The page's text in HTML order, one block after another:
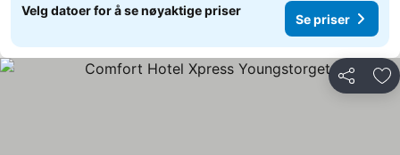
Velg datoer for å se nøyaktige priser
Se priser
Del